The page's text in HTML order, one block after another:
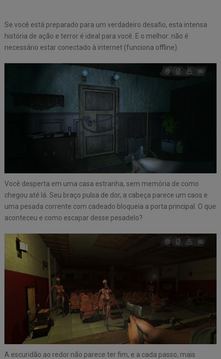
Se você está preparado para um verdadeiro desafio, esta intensa
história de ação e terror é ideal para você. E o melhor: não é
necessário estar conectado à internet (funciona offline).
Você desperta em uma casa estranha, sem memória de como
chegou até lá. Seu braço pulsa de dor, a cabeça parece um caos e
uma pesada corrente com cadeado bloqueia a porta principal. O que
aconteceu e como escapar desse pesadelo?
A escuridão ao redor não parece ter fim, e a cada passo, mais